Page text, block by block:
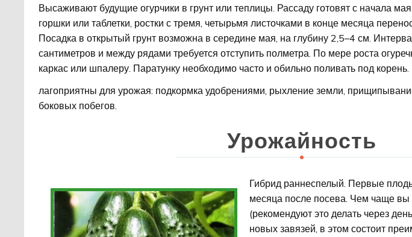
Высаживают будущие огурчики в грунт или теплицы. Рассаду готовят с начала
горшки или таблетки, ростки с тремя, четырьмя листочками в конце месяца
Посадка в открытый грунт возможна в середине мая, на глубину 2,5–4 см.
сантиметров и между рядами требуется отступить полметра. По мере роста
каркас или шпалеру. Паратунку необходимо часто и обильно поливать под корень.
лагоприятны для урожая: подкормка удобрениями, рыхление земли,
боковых побегов.
Урожайность
Гибрид раннеспелый. Первые
месяца после посева. Чем чаще вы
(рекомендуют это делать через
новых завязей, в этом состоит